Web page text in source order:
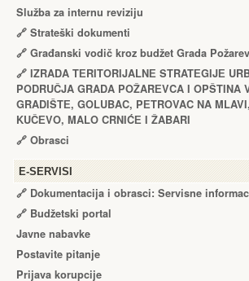
Služba za internu reviziju
🔗 Strateški dokumenti
🔗 Građanski vodič kroz budžet Grada
🔗 IZRADA TЕRITORIJALNЕ STRATЕGIJЕ
PODRUČJA GRADA POŽARЕVCA I OPŠTINA
GRADIŠTЕ, GOLUBAC, PЕTROVAC NA
KUČЕVO, MALO CRNIĆЕ I ŽABARI
🔗 Obrasci
Е-SERVISI
🔗 Dokumentacija i obrasci: Servisne
🔗 Budžetski portal
Javne nabavke
Postavite pitanje
Prijava korupcije